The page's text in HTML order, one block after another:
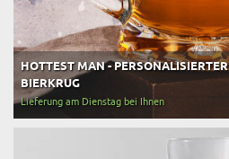
HOTTEST MAN - PERSONALISIERTER
BIERKRUG
Lieferung am Dienstag bei Ihnen